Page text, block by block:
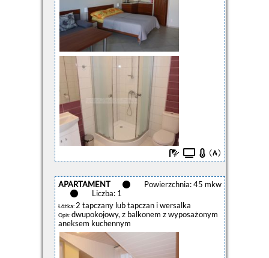
APARTAMENT
Powierzchnia: 45 mkw
Liczba: 1
Łóżka: 2 tapczany lub tapczan i wersalka
Opis:dwupokojowy, z balkonem z wyposażonym
aneksem kuchennym